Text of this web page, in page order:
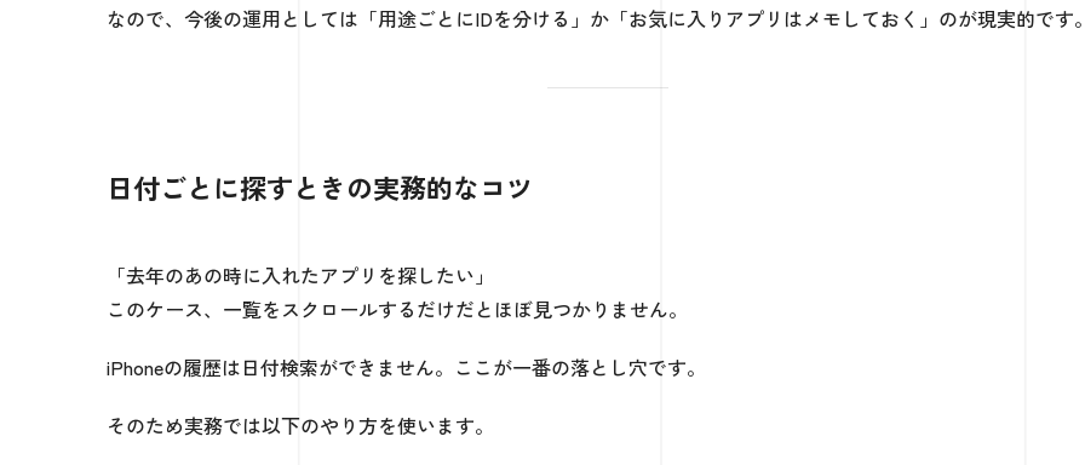
なので、今後の運用としては「用途ごとにIDを分ける」か「お気に入りアプリはメモしておく」のが現実的です
日付ごとに探すときの実務的なコツ
「去年のあの時に入れたアプリを探したい」
このケース、一覧をスクロールするだけだとほぼ見つかりません。
iPhoneの履歴は日付検索ができません。ここが一番の落とし穴です。
そのため実務では以下のやり方を使います。